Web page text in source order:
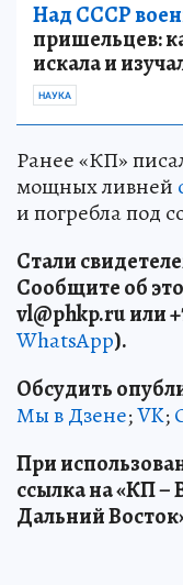
Над СССР
пришельцев:
искала и
НАУКА
Ранее «КП»
мощных ливней
и погребла под
Стали
Сообщите об
vl@phkp.ruили
WhatsApp).
Обсудить
Мы в Дзене;VK;
При
ссылка на «КП –
Дальний